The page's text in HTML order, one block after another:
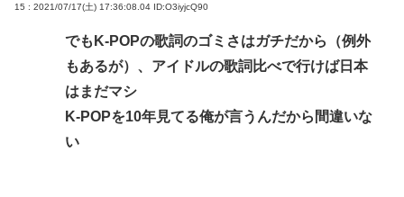
15 : 2021/07/17(土) 17:36:08.04 ID:O3iyjcQ90
でもK-POPの歌詞のゴミさはガチだから（例外
もあるが）、アイドルの歌詞比べで行けば日本
はまだマシ
K-POPを10年見てる俺が言うんだから間違いな
い